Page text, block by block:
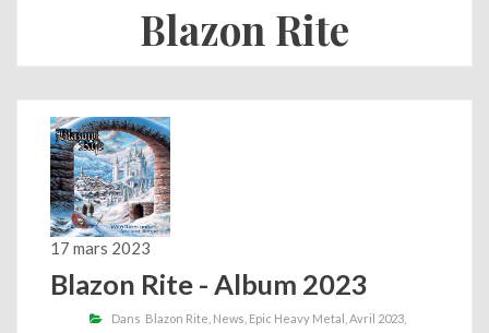
Blazon Rite
17 mars 2023
Blazon Rite - Album 2023
Dans Blazon Rite News Epic Heavy Metal Avril 2023